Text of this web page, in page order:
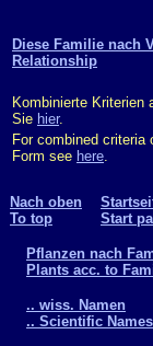
Diese Familie nach
Relationship
Kombinierte Kriterien
Sie hier.
For combined criteria
Form see here.
Nach oben
To top
Start
Pflanzen nach
Plants acc. to
.. wiss. Namen
.. Scientific Names